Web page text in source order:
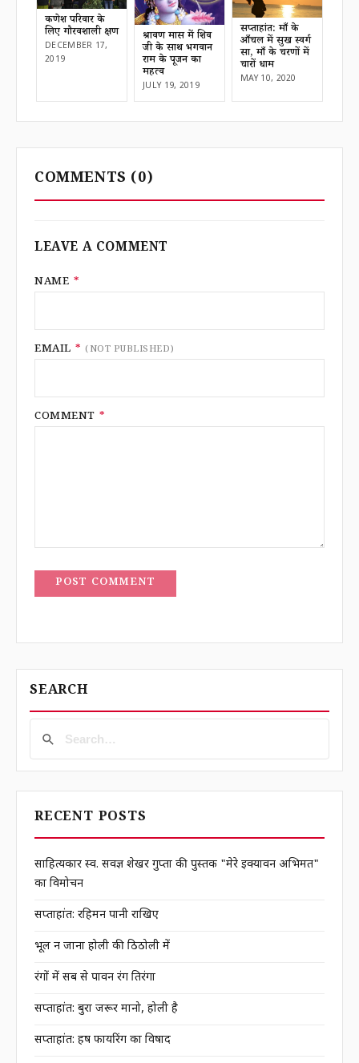
करुणेश परिवार के
लिए गौरवशाली क्षण
DECEMBER 17,
2019
श्रावण मास में शिव
जी के साथ भगवान
राम के पूजन का
महत्व
JULY 19, 2019
सप्ताहांत: माँ के
आँचल में सुख स्वर्ग
सा, माँ के चरणों में
चारों धाम
MAY 10, 2020
COMMENTS (0)
LEAVE A COMMENT
NAME *
EMAIL * (NOT PUBLISHED)
COMMENT *
POST COMMENT
SEARCH
RECENT POSTS
साहित्यकार स्व. सर्वज्ञ शेखर गुप्ता की पुस्तक "मेरे इक्यावन अभिमत"
का विमोचन
सप्ताहांत: रहिमन पानी राखिए
भूल न जाना होली की ठिठोली में
रंगों में सब से पावन रंग तिरंगा
सप्ताहांत: बुरा जरूर मानो, होली है
सप्ताहांत: हर्ष फायरिंग का विषाद